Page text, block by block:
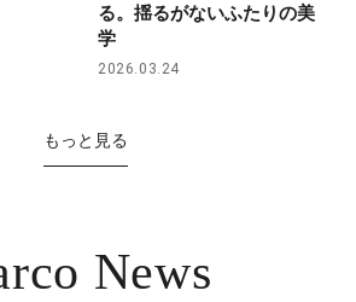
る。揺るがないふたりの美
学
2026.03.24
もっと見る
News